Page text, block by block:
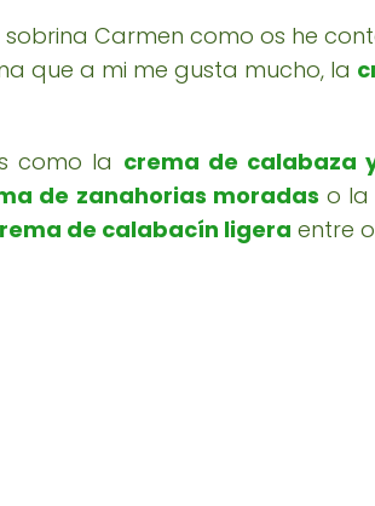
Carmen como os he
que a mi me gusta mucho, la
como la crema de calabaza
de zanahorias moradas o la
de calabacín ligera entre